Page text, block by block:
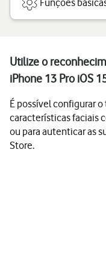
Funções
Utilize o
iPhone 13 Pro iOS
É possível configurar
características faciais
ou para autenticar as
Store.